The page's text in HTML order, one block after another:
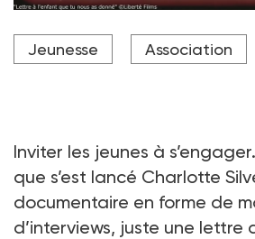
Crédit photo Liberté Films
Jeunesse Association
Inviter les jeunes à
que s’est lancé Charlotte
documentaire en forme de
d’interviews, juste une lettre